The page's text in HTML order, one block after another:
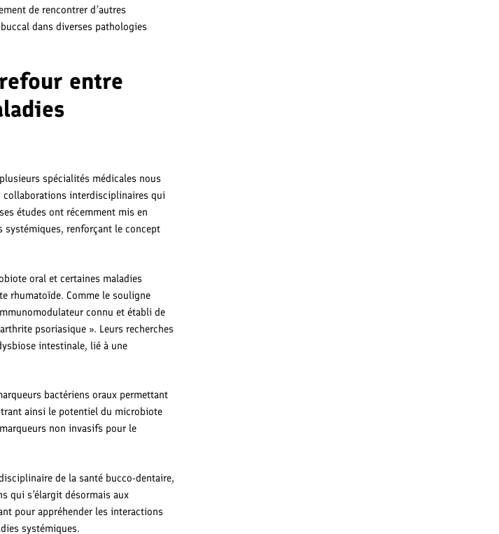
de rencontrer d’autres
dans diverses pathologies
entre
spécialités médicales nous
collaborations interdisciplinaires qui
études ont récemment mis en
systémiques, renforçant le concept
oral et certaines maladies
rhumatoïde. Comme le souligne
connu et établi de
psoriasique ». Leurs recherches
intestinale, lié à une
bactériens oraux permettant
ainsi le potentiel du microbiote
non invasifs pour le
de la santé bucco-dentaire,
qui s’élargit désormais aux
pour appréhender les interactions
systémiques.